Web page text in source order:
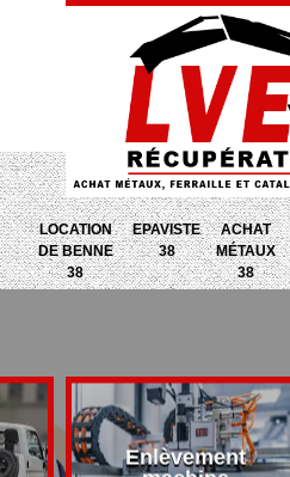
LOCATION
DE BENNE
38
EPAVISTE
38
ACHAT
MÉTAUX
38
Enlèvement